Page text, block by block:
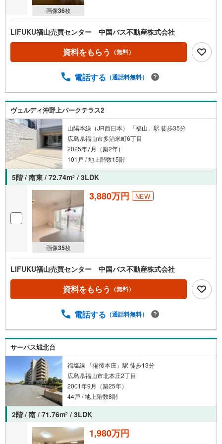
画像36枚
LIFUKU福山売買センター 中国バス不動産株式会社
資料をもらう （無料）
電話する （通話料無料）
ヴェルディ沖野上パークテラス2
山陽本線（JR西日本） 「福山」駅 徒歩35分
広島県福山市多治米町6丁目
2025年7月（築2年）
101戸 / 地上階数15階
5階 / 南東 / 72.74m2 / 3LDK
画像35枚
3,880万円 NEW
LIFUKU福山売買センター 中国バス不動産株式会社
資料をもらう （無料）
電話する （通話料無料）
サーパス城北台
福塩線 「備後本庄」駅 徒歩13分
広島県福山市北本庄2丁目
2001年9月（築25年）
44戸 / 地上階数8階
2階 / 南 / 71.76m2 / 3LDK
1,980万円